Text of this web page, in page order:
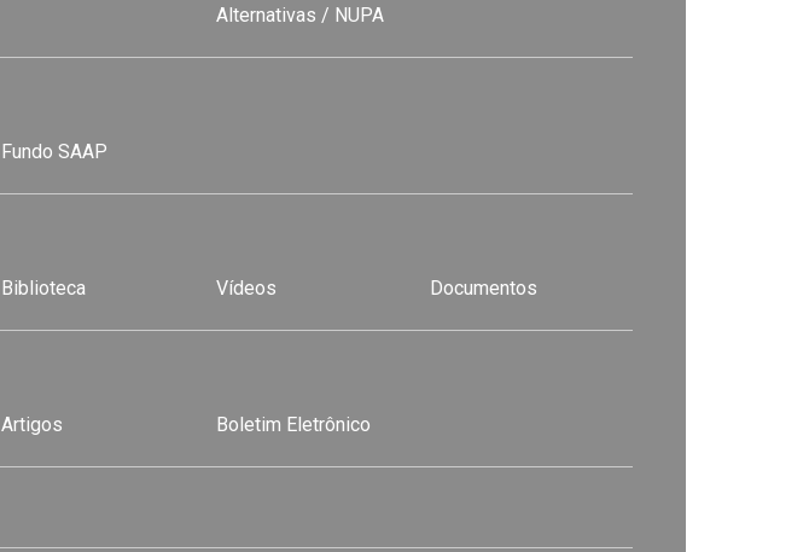
Alternativas / NUPA
Fundo SAAP
Biblioteca Vídeos Documentos
Artigos Boletim Eletrônico